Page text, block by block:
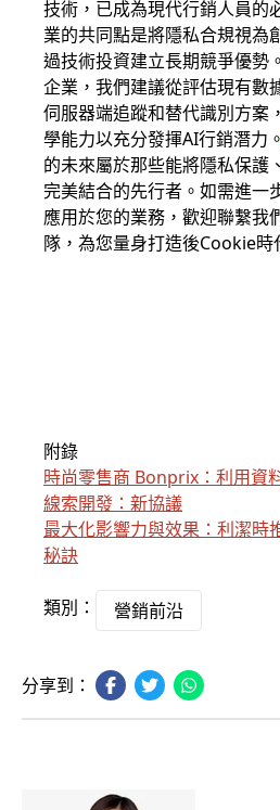
技術，已成為現代行銷人員的
業的共同點是將隱私合規視為
過技術投資建立長期競爭優勢
企業，我們建議從評估現有數
伺服器端追蹤和替代識別方案
學能力以充分發揮AI行銷潛力。
的未來屬於那些能將隱私保護
完美結合的先行者。如需進一
應用於您的業務，歡迎聯繫我
隊，為您量身打造後Cookie時
附錄
時尚零售商 Bonprix：利用資
線索開發：新協議
最大化影響力與效果：利潔
秘訣
類別： 營銷前沿
分享到：